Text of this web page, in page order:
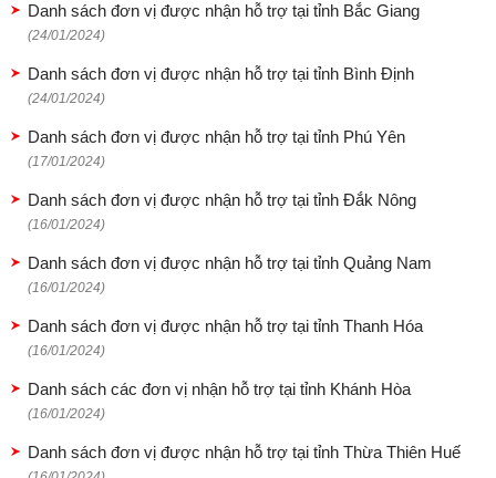
Danh sách đơn vị được nhận hỗ trợ tại tỉnh Bắc Giang
(24/01/2024)
Danh sách đơn vị được nhận hỗ trợ tại tỉnh Bình Định
(24/01/2024)
Danh sách đơn vị được nhận hỗ trợ tại tỉnh Phú Yên
(17/01/2024)
Danh sách đơn vị được nhận hỗ trợ tại tỉnh Đắk Nông
(16/01/2024)
Danh sách đơn vị được nhận hỗ trợ tại tỉnh Quảng Nam
(16/01/2024)
Danh sách đơn vị được nhận hỗ trợ tại tỉnh Thanh Hóa
(16/01/2024)
Danh sách các đơn vị nhận hỗ trợ tại tỉnh Khánh Hòa
(16/01/2024)
Danh sách đơn vị được nhận hỗ trợ tại tỉnh Thừa Thiên Huế